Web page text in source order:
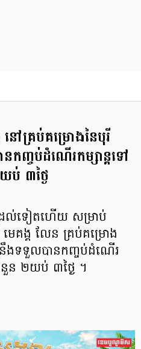
ៅគ្រប់គម្រោងនៃបុរី
ញ្ចប់ដំណើរកម្សាន្តទៅ
៣ថ្ងៃ
ល់ទៀតហើយ សម្រាប់
គង្គ លែន គ្រប់គម្រោង
នឹងទទួលបានកញ្ចប់ដំណើរ
នួន ២យប់ ៣ថ្ងៃ ។